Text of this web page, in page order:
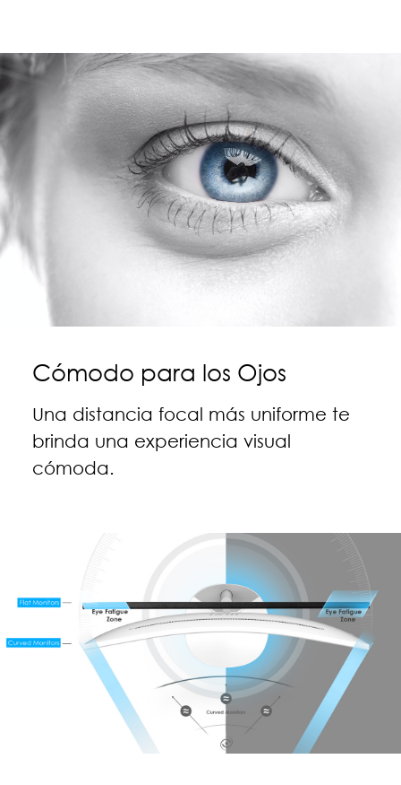
Cómodo para los Ojos
Una distancia focal más uniforme te
brinda una experiencia visual
cómoda.